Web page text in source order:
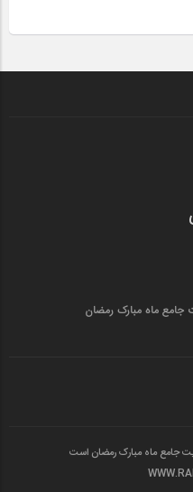
جامع ماه مبارک رمضان
جامع ماه مبارک رمضان است